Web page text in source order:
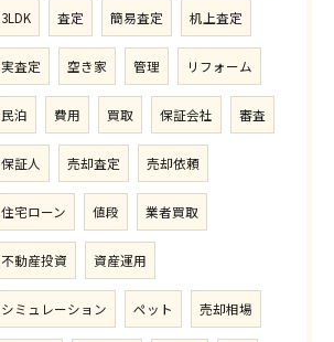
3LDK 査定 簡易査定 机上査定
実査定 空き家 管理 リフォーム
民泊 費用 買取 保証会社 審査
保証人 売却査定 売却依頼
住宅ローン 値段 業者買取
不動産投資 資産運用
シミュレーション ペット 売却相場